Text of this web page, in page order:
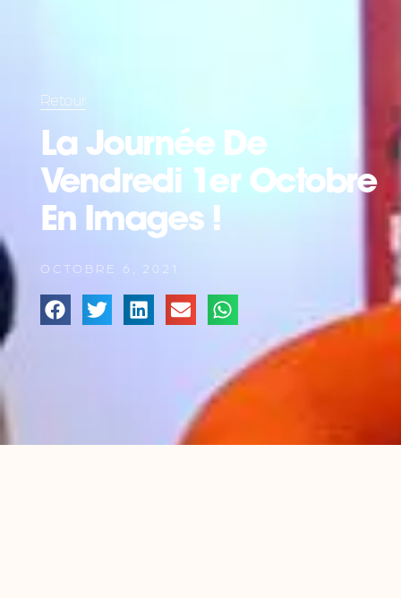
Retour
La Journée De
Vendredi 1er Octobre
En Images !
OCTOBRE 6, 2021